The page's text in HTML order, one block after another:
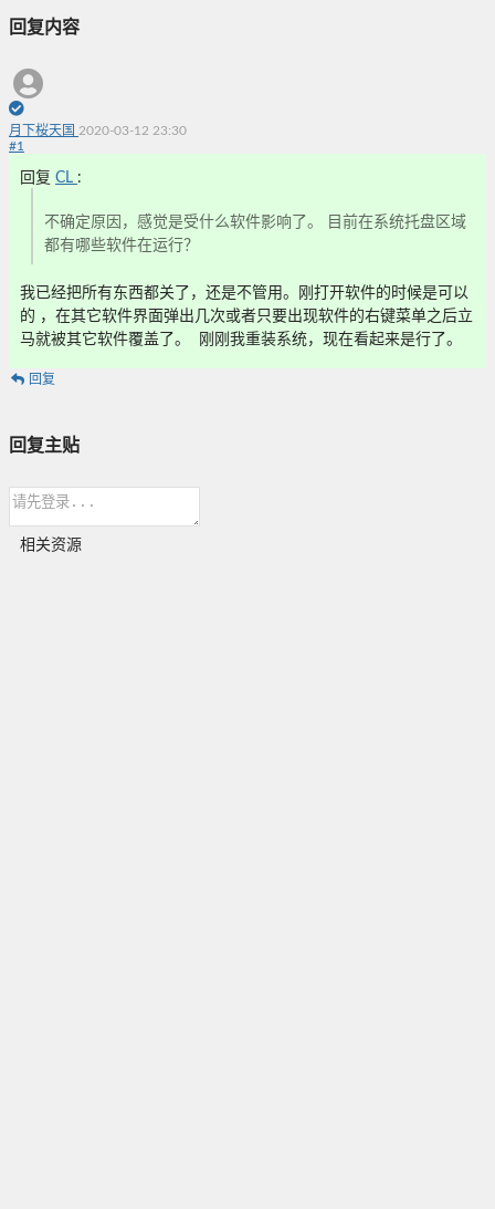
回复内容
月下桜天国 2020-03-12 23:30
#1
回复 CL :
不确定原因，感觉是受什么软件影响了。 目前在系统托盘区域
都有哪些软件在运行？
我已经把所有东西都关了，还是不管用。刚打开软件的时候是可以
的 ，在其它软件界面弹出几次或者只要出现软件的右键菜单之后立
马就被其它软件覆盖了。 刚刚我重装系统，现在看起来是行了。
回复
回复主贴
相关资源